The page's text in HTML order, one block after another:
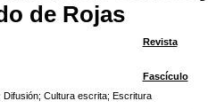
de Rojas
Revista
Fascículo
Difusión; Cultura escrita; Escritura